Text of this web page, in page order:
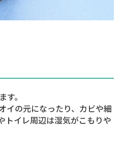
。
イの元になったり、カビや細
トイレ周辺は湿気がこもりや